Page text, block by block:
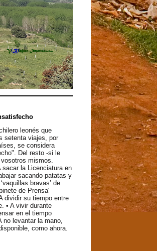
leonés que
setenta viajes, por
se considera
Del resto -si le
mismos.
sacar la Licenciatura en
sacando patatas y
bravas’ de
de Prensa'
dividir su tiempo entre
• A vivir durante
en el tiempo
no levantar la mano,
como ahora.